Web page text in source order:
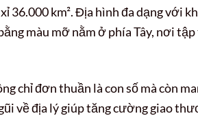
36.000 km². Địa hình đa dạng với
màu mỡ nằm ở phía Tây, nơi
chỉ đơn thuần là con số mà còn
về địa lý giúp tăng cường giao